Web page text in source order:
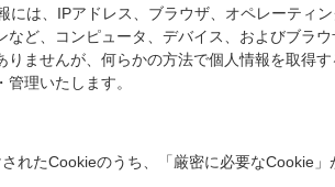
には、IPアドレス、ブラウザ、オペレーティ
ど、コンピュータ、デバイス、およびブラ
りませんが、何らかの方法で個人情報を取
理いたします。
れたCookieのうち、「厳密に必要なCookie」